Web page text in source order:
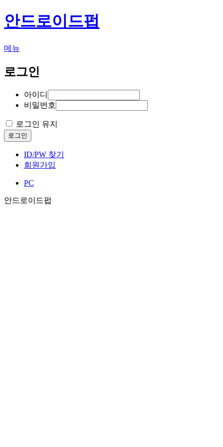
안드로이드펍
메뉴
로그인
아이디
비밀번호
로그인 유지
로그인
ID/PW 찾기
회원가입
PC
안드로이드펍